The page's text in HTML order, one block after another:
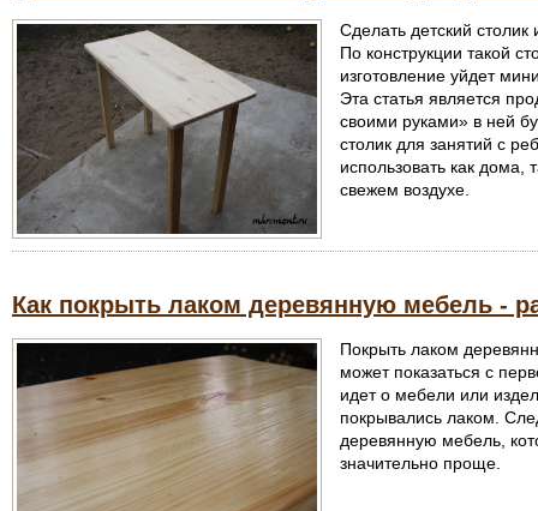
Сделать детский
По конструкции такой
изготовление уйдет
Эта статья является
своими руками» в ней
столик для занятий с
использовать как дома,
свежем воздухе.
Как покрыть лаком деревянную мебель -
Покрыть лаком
может показаться с
идет о мебели или
покрывались лаком.
деревянную мебель,
значительно проще.